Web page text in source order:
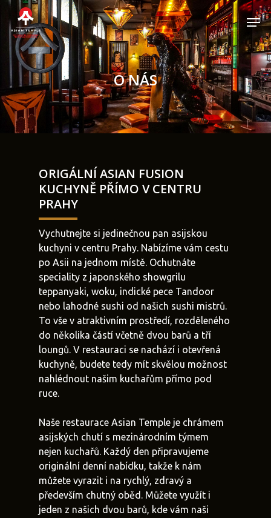
Skip
main
content
O NÁS
ORIGÁLNÍ ASIAN FUSION
KUCHYNĚ PŘÍMO V CENTRU
PRAHY
Vychutnejte si jedinečnou pan asijskou
kuchyni v centru Prahy. Nabízíme vám cestu
po Asii na jednom místě. Ochutnáte
speciality z japonského showgrilu
teppanyaki, woku, indické pece Tandoor
nebo lahodné sushi od našich sushi mistrů.
To vše v atraktivním prostředí, rozděleného
do několika částí včetně dvou barů a tří
loungů. V restauraci se nachází i otevřená
kuchyně, budete tedy mít skvělou možnost
nahlédnout našim kuchařům přímo pod
ruce.
Naše restaurace Asian Temple je chrámem
asijských chutí s mezinárodním týmem
nejen kuchařů. Každý den připravujeme
originální denní nabídku, takže k nám
můžete vyrazit i na rychlý, zdravý a
především chutný oběd. Můžete využít i
jeden z našich dvou barů, kde vám naši
Close
Menu